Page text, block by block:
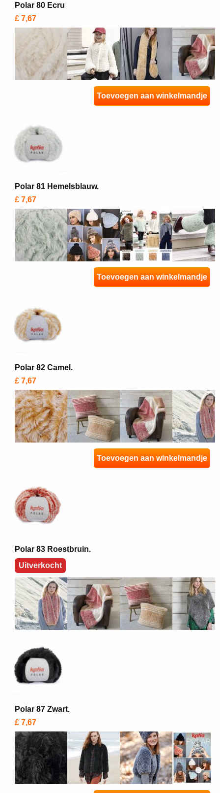
Polar 80 Ecru
£ 7,67
Toevoegen aan winkelmandje
Polar 81 Hemelsblauw.
£ 7,67
Toevoegen aan winkelmandje
Polar 82 Camel.
£ 7,67
Toevoegen aan winkelmandje
Polar 83 Roestbruin.
Uitverkocht
Polar 87 Zwart.
£ 7,67